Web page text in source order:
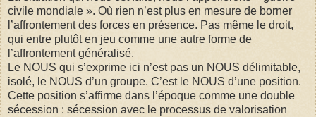
civile mondiale ». Où rien n’est plus en mesure de borner
l’affrontement des forces en présence. Pas même le droit,
qui entre plutôt en jeu comme une autre forme de
l’affrontement généralisé.
Le NOUS qui s’exprime ici n’est pas un NOUS délimitable,
isolé, le NOUS d’un groupe. C’est le NOUS d’une position.
Cette position s’affirme dans l’époque comme une double
sécession : sécession avec le processus de valorisation